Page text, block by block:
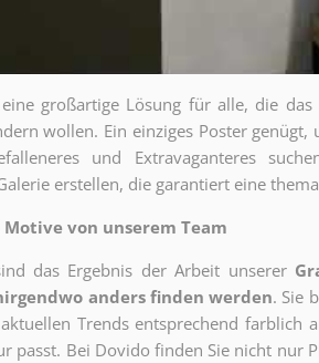
großartige Lösung für alle, die
wollen. Ein einziges Poster
und Extravaganteres
erstellen, die garantiert eine
Motive von unserem Team
das Ergebnis der Arbeit unserer
anders finden werden. Sie
Trends entsprechend farblich
passt. Bei Dovido finden Sie nicht nur